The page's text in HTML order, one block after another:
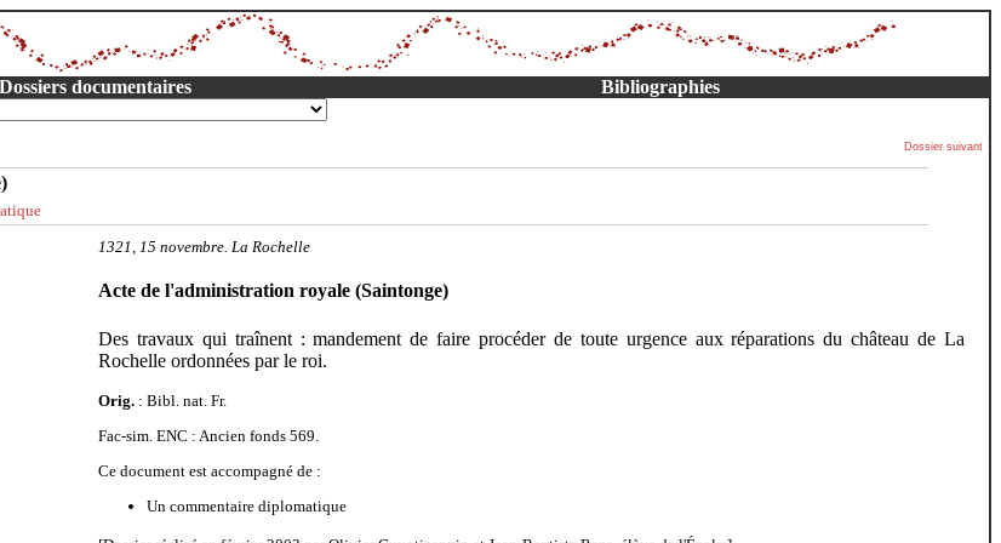
Dossiers documentaires Bibliographies
Dossier suivant
1321, 15 novembre. La Rochelle
Acte de l'administration royale (Saintonge)
Des travaux qui traînent : mandement de faire procéder de toute urgence aux réparations du château de La
Rochelle ordonnées par le roi.
Orig. : Bibl. nat. Fr.
Fac-sim. ENC : Ancien fonds 569.
Ce document est accompagné de :
Un commentaire diplomatique